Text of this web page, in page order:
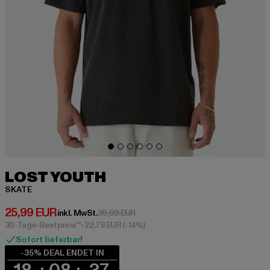
LOST YOUTH
SKATE
25,99 EUR
Derzeitiger Preis: 25,99 EUR
inkl. MwSt.39,99 EURAktionspreis: 39,99 EUR
30-Tage-Bestpreis**: 22,79 EUR(-14%)
Sofort lieferbar!
-35% DEAL ENDET IN